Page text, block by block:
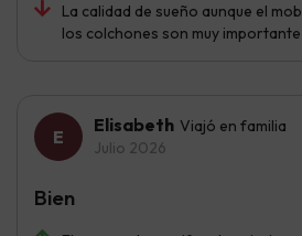
La calidad de sueño aunque el
los colchones son muy
Elisabeth Viajó en familia
Julio 2026
Bien